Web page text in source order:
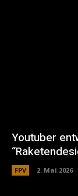
Youtuber
FPV 2. Mai 2026